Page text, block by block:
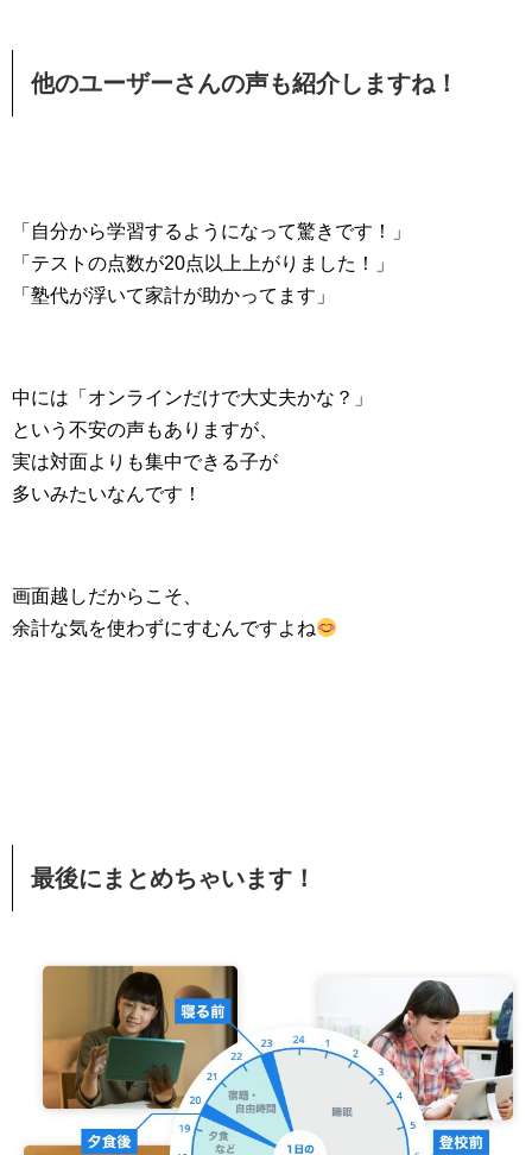
他のユーザーさんの声も紹介しますね！
「自分から学習するようになって驚きです！」
「テストの点数が20点以上上がりました！」
「塾代が浮いて家計が助かってます」
中には「オンラインだけで大丈夫かな？」
という不安の声もありますが、
実は対面よりも集中できる子が
多いみたいなんです！
画面越しだからこそ、
余計な気を使わずにすむんですよね
最後にまとめちゃいます！